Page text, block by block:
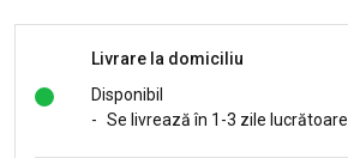
Livrare la domiciliu
Disponibil
- Se livrează în 1-3 zile lucrătoare.